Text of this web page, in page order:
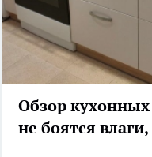
Обзор
не боятся